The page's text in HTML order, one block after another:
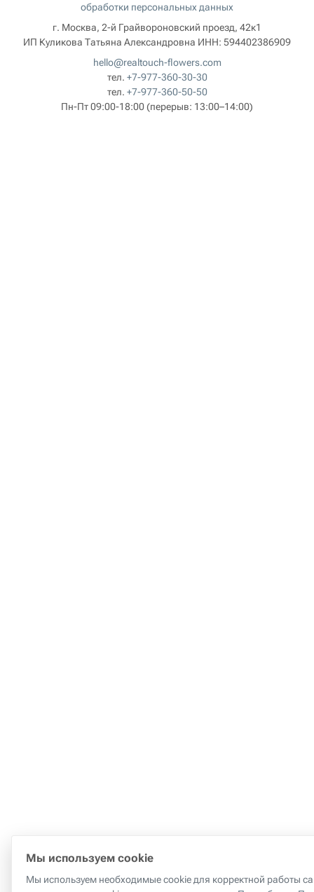
обработки персональных данных
г. Москва, 2-й Грайвороновский проезд, 42к1
ИП Куликова Татьяна Александровна ИНН: 594402386909
hello@realtouch-flowers.com
тел. +7-977-360-30-30
тел. +7-977-360-50-50
Пн-Пт 09:00-18:00(перерыв: 13:00–14:00)
Мы используем cookie
Мы используем необходимые cookie для корректной работы